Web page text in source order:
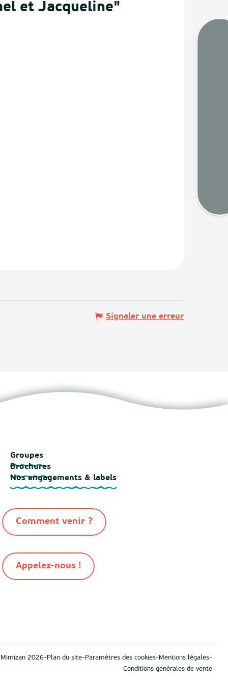
et Jacqueline"
Signaler une erreur
Groupes
Brochures
Nos engagements & labels
Comment venir ?
Appelez-nous !
2026- Plan du site- Paramètres des cookies- Mentions légales-
Conditions générales de vente